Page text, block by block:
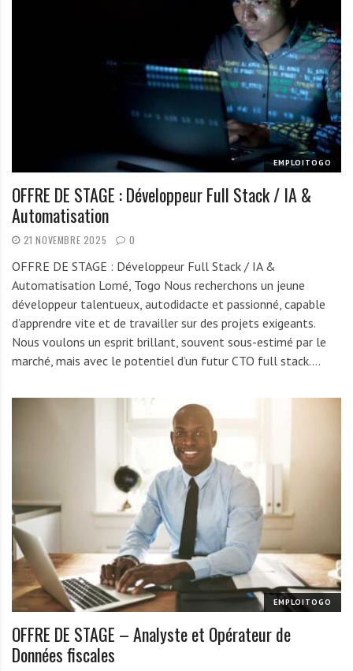
EMPLOITOGO
OFFRE DE STAGE : Développeur Full Stack / IA &
Automatisation
21 NOVEMBRE 2025 0
OFFRE DE STAGE : Développeur Full Stack / IA &
Automatisation Lomé, Togo Nous recherchons un jeune
développeur talentueux, autodidacte et passionné, capable
d’apprendre vite et de travailler sur des projets exigeants.
Nous voulons un esprit brillant, souvent sous-estimé par le
marché, mais avec le potentiel d’un futur CTO full stack.…
EMPLOITOGO
OFFRE DE STAGE – Analyste et Opérateur de
Données fiscales